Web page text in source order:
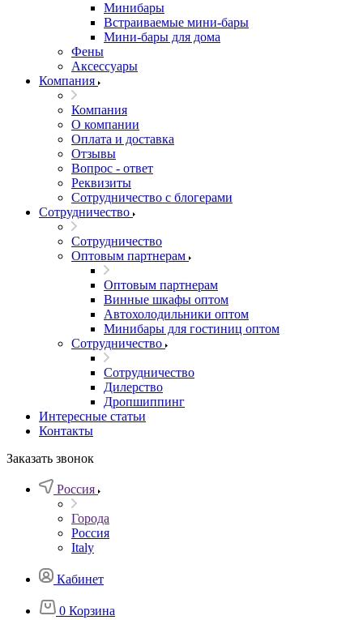
Минибары
Встраиваемые мини-бары
Мини-бары для дома
Фены
Аксессуары
Компания
Компания
О компании
Оплата и доставка
Отзывы
Вопрос - ответ
Реквизиты
Сотрудничество с блогерами
Сотрудничество
Сотрудничество
Оптовым партнерам
Оптовым партнерам
Винные шкафы оптом
Автохолодильники оптом
Минибары для гостиниц оптом
Сотрудничество
Сотрудничество
Дилерство
Дропшиппинг
Интересные статьи
Контакты
Заказать звонок
Россия
Города
Россия
Italy
Кабинет
0 Корзина